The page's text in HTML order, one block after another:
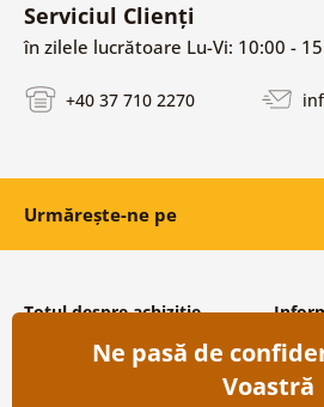
Serviciul Clienți
în zilele lucrătoare Lu-Vi: 10:00 -
+40 37 710 2270
Urmărește-ne pe
Totul despre achiziție
Condiții și termeni generali
Protecția datelor personale
Transport și modalități de plată
Ne pasă de
Voastră